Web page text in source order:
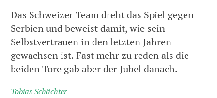
Das Schweizer Team dreht das Spiel gegen
Serbien und beweist damit, wie sein
Selbstvertrauen in den letzten Jahren
gewachsen ist. Fast mehr zu reden als die
beiden Tore gab aber der Jubel danach.
Tobias Schächter